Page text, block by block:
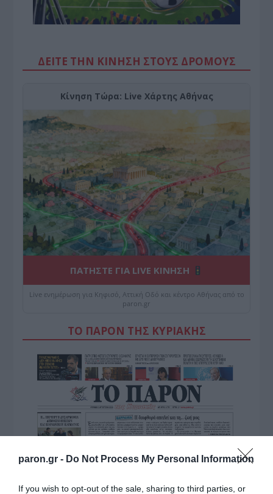
paron.gr - Do Not Process My Personal Information
If you wish to opt-out of the sale, sharing to third parties, or
ΔΕΙΤΕ ΤΗΝ ΚΙΝΗΣΗ ΣΤΟΥΣ ΔΡΌΜΟΥΣ
Κίνηση Τώρα: Live Χάρτης Αθήνας
ΠΑΤΗΣΤΕ ΓΙΑ LIVE ΚΙΝΗΣΗ
Live ενημέρωση για Κηφισό, Αττική Οδό και κέντρο Αθήνας από το
paron.gr
ΤΟ ΠΑΡΟΝ ΤΗΣ ΚΥΡΙΑΚΗΣ